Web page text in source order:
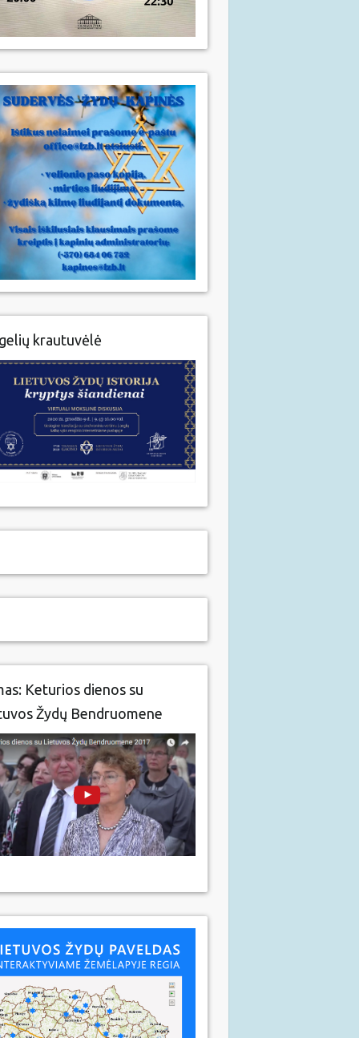
krautuvėlė
Keturios dienos su
Žydų Bendruomene